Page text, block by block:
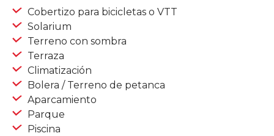
Cobertizo para bicicletas o VTT
Solarium
Terreno con sombra
Terraza
Climatización
Bolera / Terreno de petanca
Aparcamiento
Parque
Piscina